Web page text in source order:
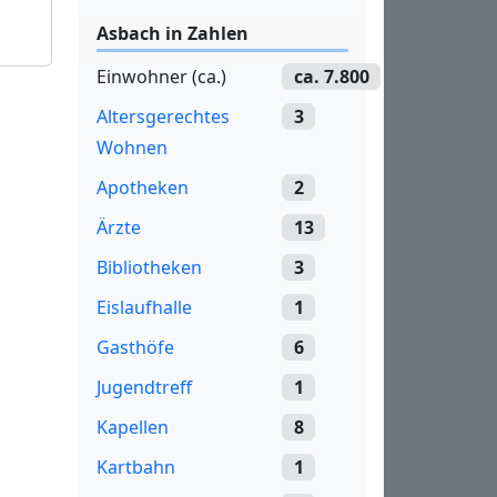
Asbach in Zahlen
Einwohner (ca.)
ca. 7.800
Altersgerechtes
Wohnen
3
Apotheken
2
Ärzte
13
Bibliotheken
3
Eislaufhalle
1
Gasthöfe
6
Jugendtreff
1
Kapellen
8
Kartbahn
1